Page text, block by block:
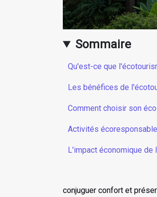
Sommaire
Qu'est-ce que
Les bénéfices de
Comment choisir son
Activités
L'impact économique
conjuguer confort et